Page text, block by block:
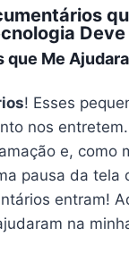
que Me
! Esses
nos
e, como
pausa da tela
entram!
na